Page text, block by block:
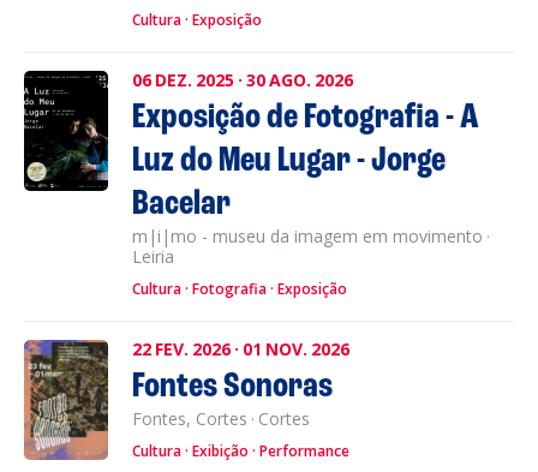
Cultura Exposição
06 DEZ. 2025 · 30AGO. 2026
Exposição de Fotografia - A
Luz do Meu Lugar - Jorge
Bacelar
m|i|mo - museu da imagem em movimento ·
Leiria
Cultura Fotografia Exposição
22 FEV. 2026 · 01 NOV. 2026
Fontes Sonoras
Fontes, Cortes · Cortes
Cultura Exibição Performance